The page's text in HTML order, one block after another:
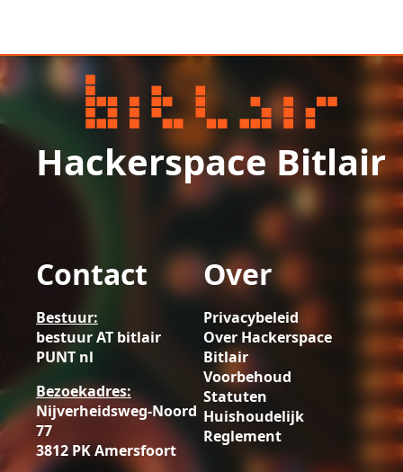
Hackerspace Bitlair
Contact
Bestuur:
bestuur AT bitlair
PUNT nl
Bezoekadres:
Nijverheidsweg-Noord
77
3812 PK Amersfoort
Over
Privacybeleid
Over Hackerspace
Bitlair
Voorbehoud
Statuten
Huishoudelijk
Reglement